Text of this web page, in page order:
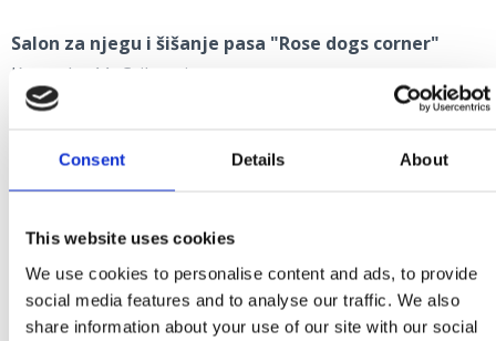
Consent Details About
This website uses cookies
We use cookies to personalise content and ads, to provide
social media features and to analyse our traffic. We also
share information about your use of our site with our social
Salon za njegu i šišanje pasa "Rose dogs corner"
Kotorska 11, Crikvenica
+385 91 555 6031
PET FRIENDLY SMJEŠTAJ